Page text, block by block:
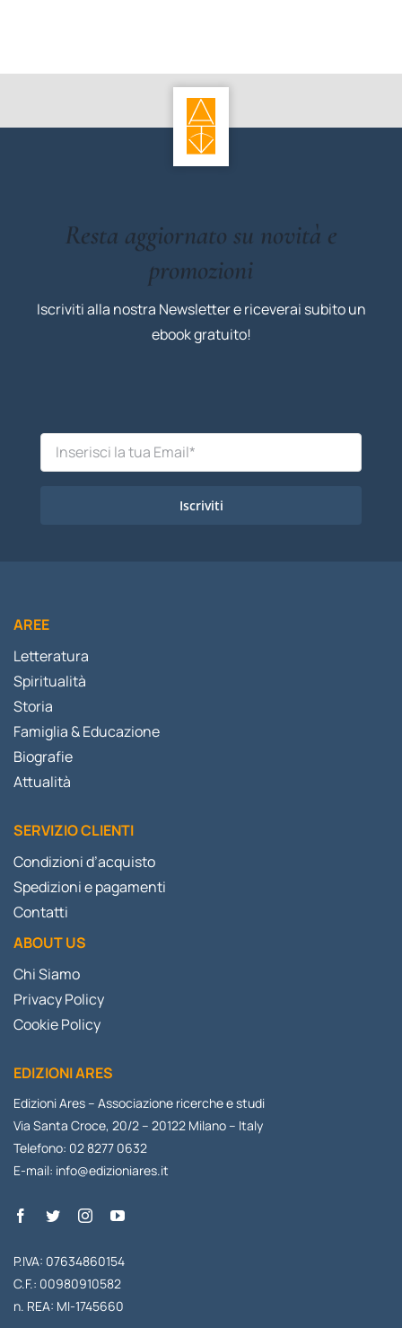
Resta aggiornato su novità e
promozioni
Iscriviti alla nostra Newsletter e riceverai subito un
ebook gratuito!
Iscriviti
AREE
Letteratura
Spiritualità
Storia
Famiglia & Educazione
Biografie
Attualità
SERVIZIO CLIENTI
Condizioni d’acquisto
Spedizioni e pagamenti
Contatti
ABOUT US
Chi Siamo
Privacy Policy
Cookie Policy
EDIZIONI ARES
Edizioni Ares – Associazione ricerche e studi
Via Santa Croce, 20/2 – 20122 Milano – Italy
Telefono: 02 8277 0632
E-mail: info@edizioniares.it
P.IVA: 07634860154
C.F.: 00980910582
n. REA: MI-1745660